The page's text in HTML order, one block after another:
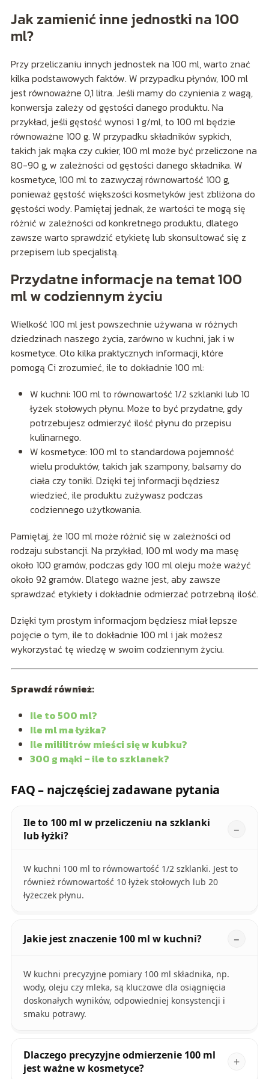
Jak zamienić inne jednostki na 100
ml?
Przy przeliczaniu innych jednostek na 100 ml, warto znać
kilka podstawowych faktów. W przypadku płynów, 100 ml
jest równoważne 0,1 litra. Jeśli mamy do czynienia z wagą,
konwersja zależy od gęstości danego produktu. Na
przykład, jeśli gęstość wynosi 1 g/ml, to 100 ml będzie
równoważne 100 g. W przypadku składników sypkich,
takich jak mąka czy cukier, 100 ml może być przeliczone na
80-90 g, w zależności od gęstości danego składnika. W
kosmetyce, 100 ml to zazwyczaj równowartość 100 g,
ponieważ gęstość większości kosmetyków jest zbliżona do
gęstości wody. Pamiętaj jednak, że wartości te mogą się
różnić w zależności od konkretnego produktu, dlatego
zawsze warto sprawdzić etykietę lub skonsultować się z
przepisem lub specjalistą.
Przydatne informacje na temat 100
ml w codziennym życiu
Wielkość 100 ml jest powszechnie używana w różnych
dziedzinach naszego życia, zarówno w kuchni, jak i w
kosmetyce. Oto kilka praktycznych informacji, które
pomogą Ci zrozumieć, ile to dokładnie 100 ml:
W kuchni: 100 ml to równowartość 1/2 szklanki lub 10
łyżek stołowych płynu. Może to być przydatne, gdy
potrzebujesz odmierzyć ilość płynu do przepisu
kulinarnego.
W kosmetyce: 100 ml to standardowa pojemność
wielu produktów, takich jak szampony, balsamy do
ciała czy toniki. Dzięki tej informacji będziesz
wiedzieć, ile produktu zużywasz podczas
codziennego użytkowania.
Pamiętaj, że 100 ml może różnić się w zależności od
rodzaju substancji. Na przykład, 100 ml wody ma masę
około 100 gramów, podczas gdy 100 ml oleju może ważyć
około 92 gramów. Dlatego ważne jest, aby zawsze
sprawdzać etykiety i dokładnie odmierzać potrzebną ilość.
Dzięki tym prostym informacjom będziesz miał lepsze
pojęcie o tym, ile to dokładnie 100 ml i jak możesz
wykorzystać tę wiedzę w swoim codziennym życiu.
Sprawdź również:
Ile to 500 ml?
Ile ml ma łyżka?
Ile mililitrów mieści się w kubku?
300 g mąki – ile to szklanek?
FAQ – najczęściej zadawane pytania
Ile to 100 ml w przeliczeniu na szklanki
lub łyżki?
W kuchni 100 ml to równowartość 1/2 szklanki. Jest to
również równowartość 10 łyżek stołowych lub 20
łyżeczek płynu.
Jakie jest znaczenie 100 ml w kuchni?
W kuchni precyzyjne pomiary 100 ml składnika, np.
wody, oleju czy mleka, są kluczowe dla osiągnięcia
doskonałych wyników, odpowiedniej konsystencji i
smaku potrawy.
Dlaczego precyzyjne odmierzenie 100 ml
jest ważne w kosmetyce?